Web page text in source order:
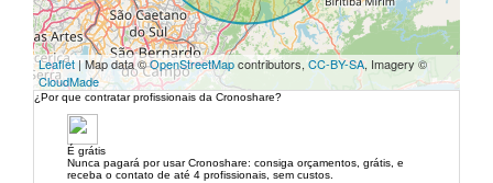
Leaflet | Map data ©OpenStreetMapcontributors, CC-BY-SA, Imagery ©
CloudMade
¿Por que contratar profissionais da Cronoshare?
É grátis
Nunca pagará por usar Cronoshare: consiga orçamentos, grátis, e
receba o contato de até 4 profissionais, sem custos.